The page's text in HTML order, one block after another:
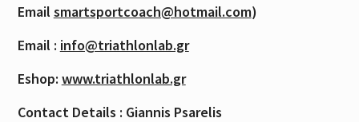
Email smartsportcoach@hotmail.com)
Email : info@triathlonlab.gr
Eshop: www.triathlonlab.gr
Contact Details : Giannis Psarelis